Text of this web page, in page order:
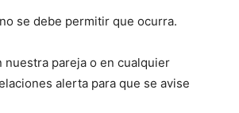
se debe permitir que ocurra.
pareja o en cualquier
alerta para que se avise